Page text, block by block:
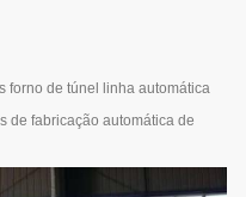
forno de túnel linha automática
de fabricação automática de